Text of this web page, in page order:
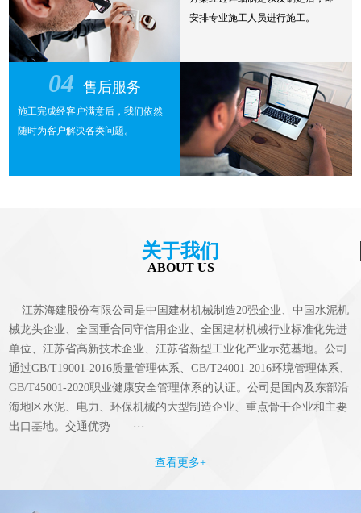
安排专业施工人员进行施工。
04 售后服务
施工完成经客户满意后，我们依然
随时为客户解决各类问题。
关于我们
ABOUT US
江苏海建股份有限公司是中国建材机械制造20强企业、中国水泥机
械龙头企业、全国重合同守信用企业、全国建材机械行业标准化先进
单位、江苏省高新技术企业、江苏省新型工业化产业示范基地。公司
通过GB/T19001-2016质量管理体系、GB/T24001-2016环境管理体系、
GB/T45001-2020职业健康安全管理体系的认证。公司是国内及东部沿
海地区水泥、电力、环保机械的大型制造企业、重点骨干企业和主要
出口基地。交通优势 ···
查看更多+